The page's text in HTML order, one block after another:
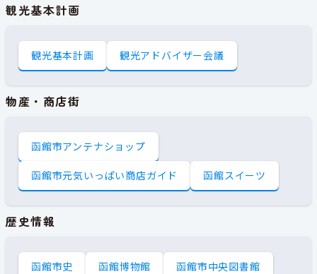
観光基本計画
観光基本計画 観光アドバイザー会議
物産・商店街
函館市アンテナショップ
函館市元気いっぱい商店ガイド 函館スイーツ
歴史情報
函館市史 函館博物館 函館市中央図書館